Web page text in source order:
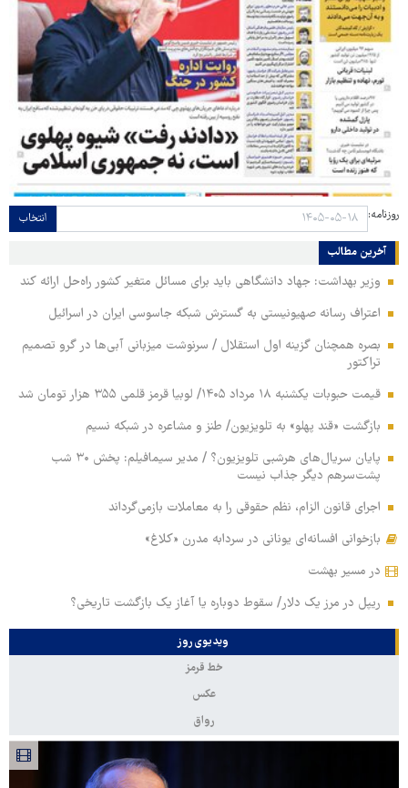
روزنامه: انتخاب
آخرین مطالب
وزیر بهداشت: جهاد دانشگاهی باید برای مسائل متغیر کشور راه‌حل ارائه کند
اعتراف رسانه صهیونیستی به گسترش شبکه جاسوسی ایران در اسرائیل
بصره همچنان گزینه اول استقلال / سرنوشت میزبانی آبی‌ها در گرو تصمیم
تراکتور
قیمت حبوبات یکشنبه ۱۸ مرداد ۱۴۰۵/ لوبیا قرمز قلمی ۳۵۵ هزار تومان شد
بازگشت «قند پهلو» به تلویزیون/ طنز و مشاعره در شبکه نسیم
پایان سریال‌های هرشبی تلویزیون؟ / مدیر سیمافیلم: پخش ۳۰ شب
پشت‌سرهم دیگر جذاب نیست
اجرای قانون الزام، نظم حقوقی را به معاملات بازمی‌گرداند
بازخوانی افسانه‌ای یونانی در سردابه مدرن «کلاغ»
در مسیر بهشت
ریپل در مرز یک دلار/ سقوط دوباره یا آغاز یک بازگشت تاریخی؟
ویدیوی روز
خط قرمز
عکس
رواق